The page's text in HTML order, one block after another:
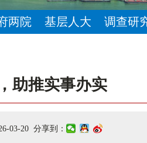
两院 基层人大 调查研
助推实事办实
03-20 分享到：